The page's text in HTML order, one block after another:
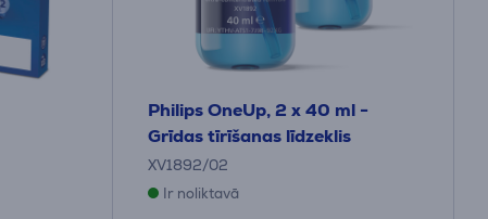
Philips OneUp, 2 x 40 ml -
Grīdas tīrīšanas līdzeklis
XV1892/02
Ir noliktavā